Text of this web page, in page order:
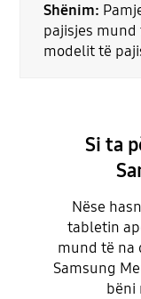
Shënim:
pajisjes
modelit të
Si ta
Nëse
tabletin
mund të na
Samsung
bëni